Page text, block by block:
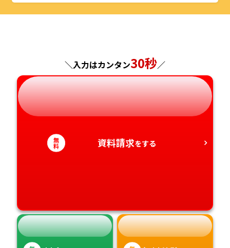
神奈川県
長野県
岐阜県
静岡県
愛知県
兵庫県
奈良県
和歌山県
島根県
広島県
山口県
徳島県
香川県
福岡県
長崎県
熊本県
大分県
宮崎県
＼入力はカンタン30秒／
無
料 資料請求をする